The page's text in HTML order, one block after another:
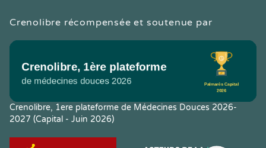
Crenolibre récompensée et soutenue par
Crenolibre, 1ere plateforme de Médecines Douces 2026-
2027 (Capital - Juin 2026)